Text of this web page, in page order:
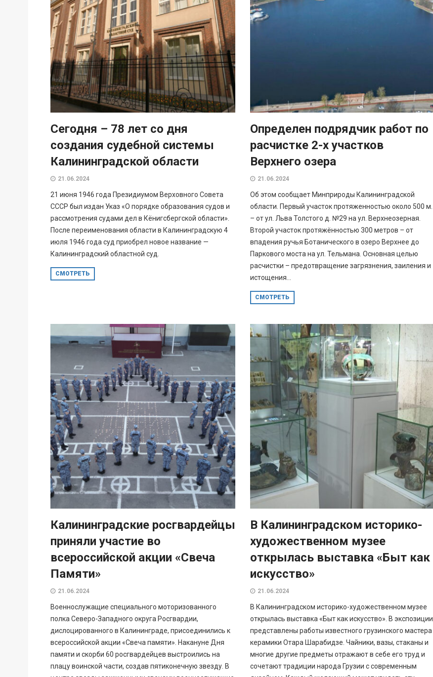
Сегодня – 78 лет со дня
создания судебной системы
Калининградской области
21.06.2024
21 июня 1946 года Президиумом Верховного Совета
СССР был издан Указ «О порядке образования судов и
рассмотрения судами дел в Кёнигсбергской области».
После переименования области в Калининградскую 4
июля 1946 года суд приобрел новое название —
Калининградский областной суд.
СМОТРЕТЬ
Определен подрядчик работ по
расчистке 2-х участков
Верхнего озера
21.06.2024
Об этом сообщает Минприроды Калининградской
области. Первый участок протяженностью около 500 м.
– от ул. Льва Толстого д. №29 на ул. Верхнеозерная.
Второй участок протяжённостью 300 метров – от
впадения ручья Ботанического в озеро Верхнее до
Паркового моста на ул. Тельмана. Основная целью
расчистки – предотвращение загрязнения, заиления и
истощения...
СМОТРЕТЬ
Калининградские росгвардейцы
приняли участие во
всероссийской акции «Свеча
Памяти»
21.06.2024
Военнослужащие специального моторизованного
полка Северо-Западного округа Росгвардии,
дислоцированного в Калининграде, присоединились к
всероссийской акции «Свеча памяти». Накануне Дня
памяти и скорби 60 росгвардейцев выстроились на
плацу воинской части, создав пятиконечную звезду. В
В Калининградском историко-
художественном музее
открылась выставка «Быт как
искусство»
21.06.2024
В Калининградском историко-художественном музее
открылась выставка «Быт как искусство». В экспозиции
представлены работы известного грузинского мастера
керамики Отара Шарабидзе. Чайники, вазы, стаканы и
многие другие предметы отражают в себе его труд и
сочетают традиции народа Грузии с современным